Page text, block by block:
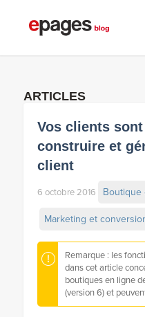
ARTICLES
Vos clients
construire et
client
6 octobre 2016 Boutique
Marketing et
Remarque : les
dans cet article
boutiques en ligne
(version 6) et